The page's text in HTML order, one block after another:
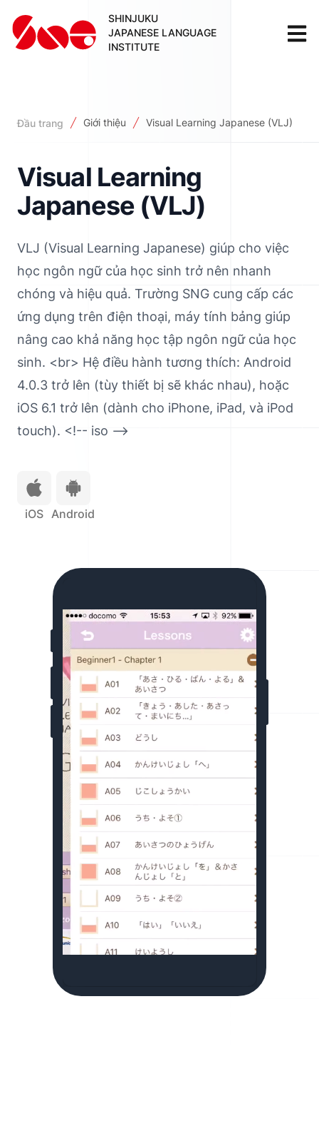
SHINJUKU
JAPANESE LANGUAGE
INSTITUTE
Đầu trang Giới thiệu Visual Learning Japanese (VLJ)
Visual Learning
Japanese (VLJ)
VLJ (Visual Learning Japanese) giúp cho việc
học ngôn ngữ của học sinh trở nên nhanh
chóng và hiệu quả. Trường SNG cung cấp các
ứng dụng trên điện thoại, máy tính bảng giúp
nâng cao khả năng học tập ngôn ngữ của học
sinh. <br> Hệ điều hành tương thích: Android
4.0.3 trở lên (tùy thiết bị sẽ khác nhau), hoặc
iOS 6.1 trở lên (dành cho iPhone, iPad, và iPod
touch). <!-- iso -->
iOS
iOS Android